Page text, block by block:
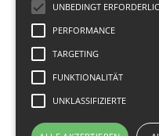
UNBEDINGT
PERFORMANCE
TARGETING
FUNKTIONALITÄT
UNKLASSIFIZIERTE